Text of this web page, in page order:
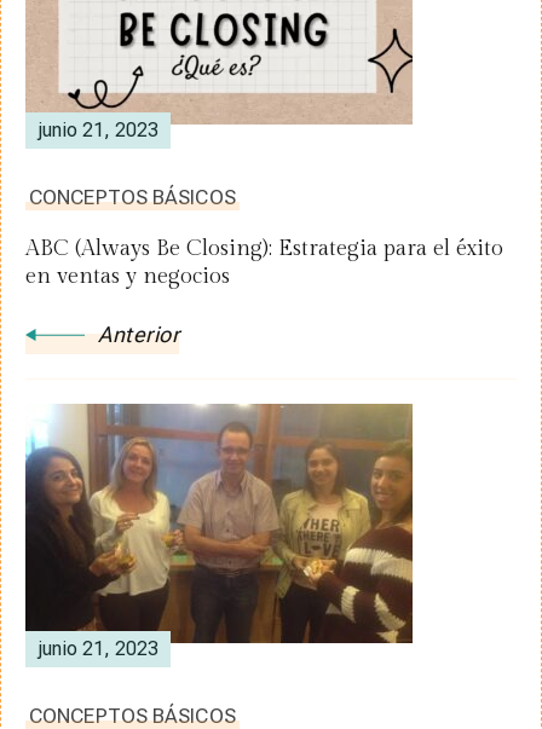
junio 21, 2023
CONCEPTOS BÁSICOS
ABC (Always Be Closing): Estrategia para el éxito
en ventas y negocios
Anterior
junio 21, 2023
CONCEPTOS BÁSICOS